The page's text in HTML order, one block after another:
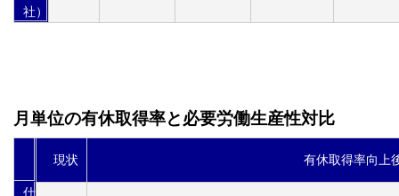
社）
月単位の有休取得率と必要労働生産性対比
現状
有休取得率向上
仕